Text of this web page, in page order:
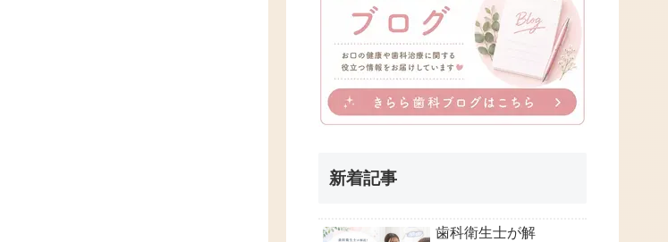
新着記事
歯科衛生士が解